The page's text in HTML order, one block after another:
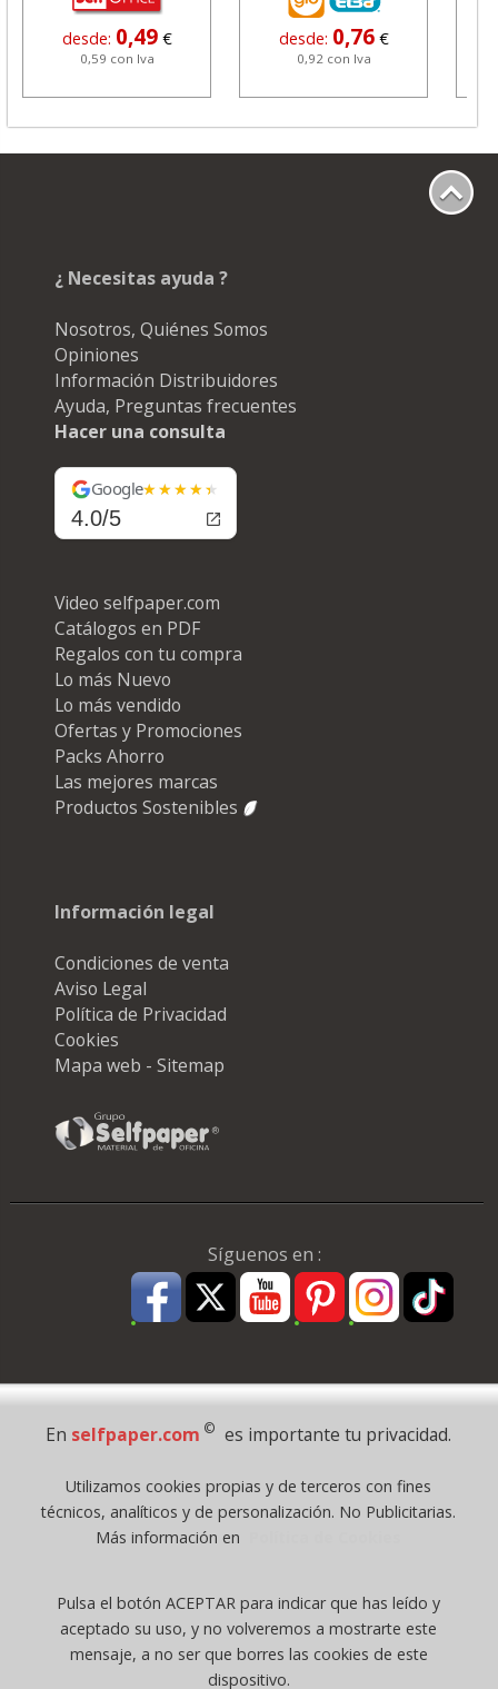
desde: 0,49 €
0,59 con Iva
desde: 0,76 €
0,92 con Iva
¿ Necesitas ayuda ?
Nosotros, Quiénes Somos
Opiniones
Información Distribuidores
Ayuda, Preguntas frecuentes
Hacer una consulta
Google
4.0/5
Video selfpaper.com
Catálogos en PDF
Regalos con tu compra
Lo más Nuevo
Lo más vendido
Ofertas y Promociones
Packs Ahorro
Las mejores marcas
Productos Sostenibles
Información legal
Condiciones de venta
Aviso Legal
Política de Privacidad
Cookies
Mapa web - Sitemap
Síguenos en :
Pago Seguro
Todos los derechos reservados
©selfpaper.com, y las webs de ©gruposelfpaper.org están gestionadas, y
Registro Mercantil de Valencia ( España ) CEE:
Tomo 7263, Libro 4565, Folio 1, Sección 8, Hoja V-85203.
En selfpaper.com © es importante tu privacidad.
Utilizamos cookies propias y de terceros con fines
técnicos, analíticos y de personalización. No Publicitarias.
Más información en
Pulsa el botón ACEPTAR para indicar que has leído y
aceptado su uso, y no volveremos a mostrarte este
mensaje, a no ser que borres las cookies de este
dispositivo.